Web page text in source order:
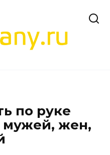
по руке
мужей, жен,